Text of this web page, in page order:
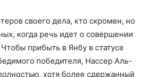
своего дела, кто скромен, но
когда речь идет о совершении
прибыть в Янбу в статусе
победителя, Нассер Аль-
хотя более сдержанный